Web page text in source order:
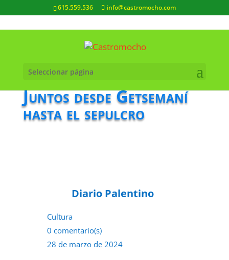
615.559.536 info@castromocho.com
Seleccionar página
Juntos desde Getsemaní
hasta el sepulcro
Diario Palentino
Cultura
0 comentario(s)
28 de marzo de 2024